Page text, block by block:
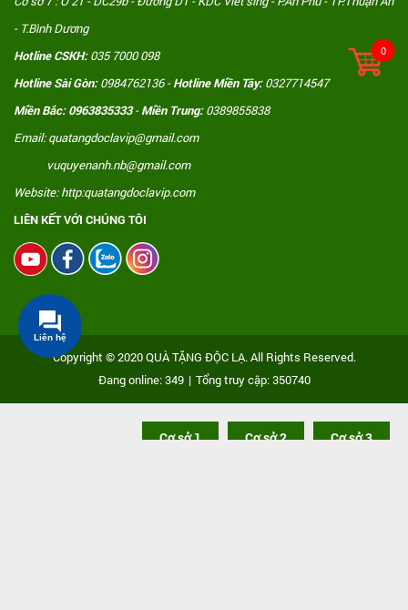
- T.Bình Dương
Hotline CSKH:035 7000 098
Hotline Sài Gòn:0984762136 -Hotline Miền Tây:0327714547
Miền Bắc: 0963835333-Miền Trung:0389855838
Email: quatangdoclavip@gmail.com
vuquyenanh.nb@gmail.com
Website: http:quatangdoclavip.com
LIÊN KẾT VỚI CHÚNG TÔI
Copyright © 2020 QUÀ TẶNG ĐỘC LẠ. All Rights Reserved.
Đang online: 349 | Tổng truy cập: 350740
Cơ sở 1 Cơ sở 2 Cơ sở 3
Liên hệ
0